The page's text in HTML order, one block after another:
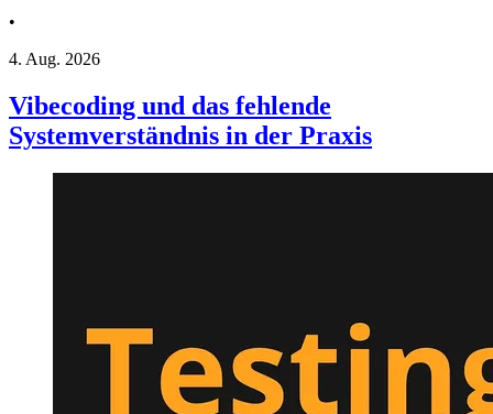
•
4. Aug. 2026
Vibecoding und das fehlende
Systemverständnis in der Praxis